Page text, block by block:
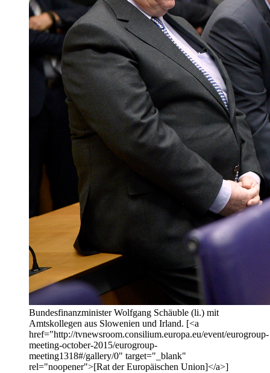
Bundesfinanzminister Wolfgang Schäuble (li.) mit
Amtskollegen aus Slowenien und Irland. [<a
href="http://tvnewsroom.consilium.europa.eu/event/eurogroup-
meeting-october-2015/eurogroup-
meeting1318#/gallery/0" target="_blank"
rel="noopener">[Rat der Europäischen Union]</a>]